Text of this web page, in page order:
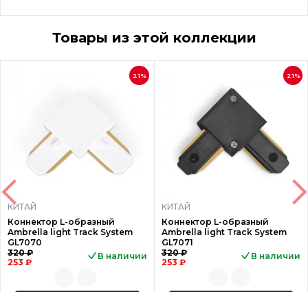
Товары из этой коллекции
21%
КИТАЙ
Коннектор L-образный
Ambrella light Track System
GL7070
320 ₽
253 ₽
В наличии
21%
КИТАЙ
Коннектор L-образный
Ambrella light Track System
GL7071
320 ₽
253 ₽
В наличии